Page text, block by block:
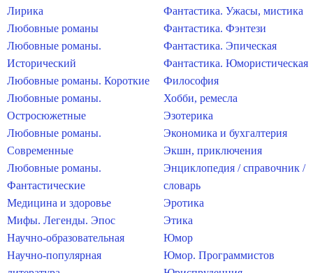
Лирика
Любовные романы
Любовные романы.
Исторический
Любовные романы. Короткие
Любовные романы.
Остросюжетные
Любовные романы.
Современные
Любовные романы.
Фантастические
Медицина и здоровье
Мифы. Легенды. Эпос
Научно-образовательная
Научно-популярная
Фантастика. Ужасы, мистика
Фантастика. Фэнтези
Фантастика. Эпическая
Фантастика. Юмористическая
Философия
Хобби, ремесла
Эзотерика
Экономика и бухгалтерия
Экшн, приключения
Энциклопедия / справочник /
словарь
Эротика
Этика
Юмор
Юмор. Программистов